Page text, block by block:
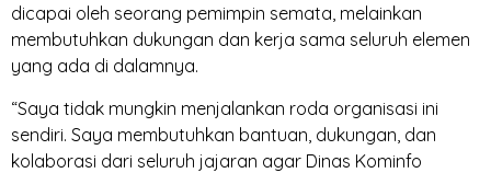
dicapai oleh seorang pemimpin semata, melainkan
membutuhkan dukungan dan kerja sama seluruh elemen
yang ada di dalamnya.
“Saya tidak mungkin menjalankan roda organisasi ini
sendiri. Saya membutuhkan bantuan, dukungan, dan
kolaborasi dari seluruh jajaran agar Dinas Kominfo